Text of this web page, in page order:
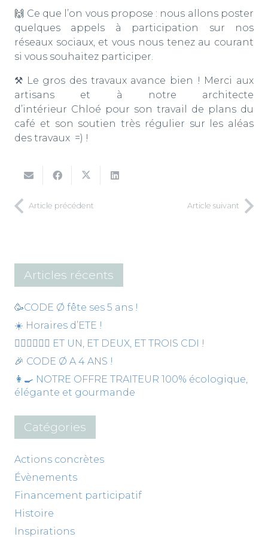
🙌 Ce que l’on vous propose : nous allons poster
quelques appels à participation sur nos
réseaux sociaux, et vous nous tenez au courant
si vous souhaitez participer.
⚒ Le gros des travaux avance bien ! Merci aux
artisans et à notre architecte
d’intérieur Chloé pour son travail de plans du
café et son soutien très régulier sur les aléas
des travaux =) !
Article précédent Article suivant
Articles récents
🥳CODE Ø fête ses 5 ans !
☀️ Horaires d’ETE !
🙋‍♀️💁‍♀️🙍‍♀️ ET UN, ET DEUX, ET TROIS CDI !
🎉 CODE Ø A 4 ANS !
👩‍🍳 NOTRE OFFRE TRAITEUR 100% écologique,
élégante et gourmande
Catégories
Actions concrètes
Évènements
Financement participatif
Histoire
Inspirations